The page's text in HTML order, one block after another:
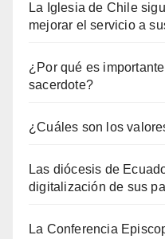
La Iglesia de Chile
mejorar el servicio a
¿Por qué es
sacerdote?
¿Cuáles son los
Las diócesis de
digitalización de sus
La Conferencia